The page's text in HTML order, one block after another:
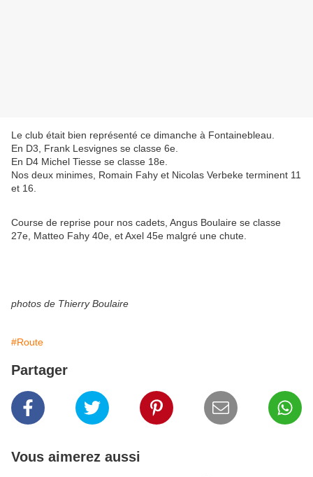
Le club était bien représenté ce dimanche à Fontainebleau.
En D3, Frank Lesvignes se classe 6e.
En D4 Michel Tiesse se classe 18e.
Nos deux minimes, Romain Fahy et Nicolas Verbeke terminent 11
et 16.
Course de reprise pour nos cadets, Angus Boulaire se classe
27e, Matteo Fahy 40e, et Axel 45e malgré une chute.
photos de Thierry Boulaire
#Route
Partager
Vous aimerez aussi